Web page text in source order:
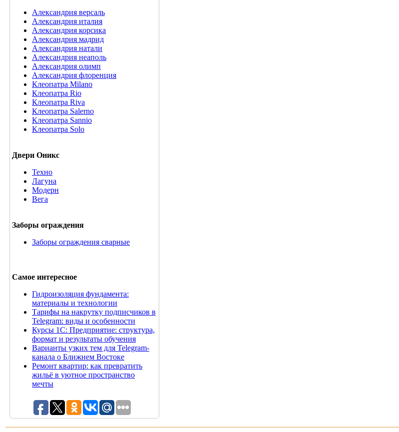
Александрия версаль
Александрия италия
Александрия корсика
Александрия мадрид
Александрия натали
Александрия неаполь
Александрия олимп
Александрия флоренция
Клеопатра Milano
Клеопатра Rio
Клеопатра Riva
Клеопатра Salerno
Клеопатра Sannio
Клеопатра Solo
Двери Оникс
Техно
Лагуна
Модерн
Вега
Заборы ограждения
Заборы ограждения сварные
Самое интересное
Гидроизоляция фундамента:
материалы и технологии
Тарифы на накрутку подписчиков в
Telegram: виды и особенности
Курсы 1С: Предприятие: структура,
формат и результаты обучения
Варианты узких тем для Telegram-
канала о Ближнем Востоке
Ремонт квартир: как превратить
жильё в уютное пространство
мечты